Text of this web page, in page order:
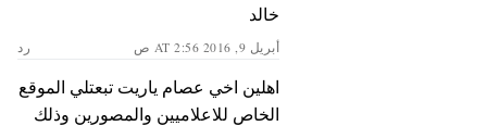
خالد
أبريل 9, 2016 AT 2:56 ص رد
اهلين اخي عصام ياريت تبعتلي الموقع
الخاص للاعلاميين والمصورين وذلك